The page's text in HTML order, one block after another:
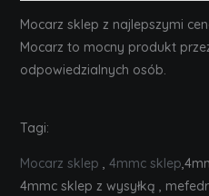
Mocarz sklep z najlepszymi
Mocarz to mocny produkt
odpowiedzialnych osób.
Tagi:
Mocarz sklep , 4mmc sklep
4mmc sklep z wysyłką ,